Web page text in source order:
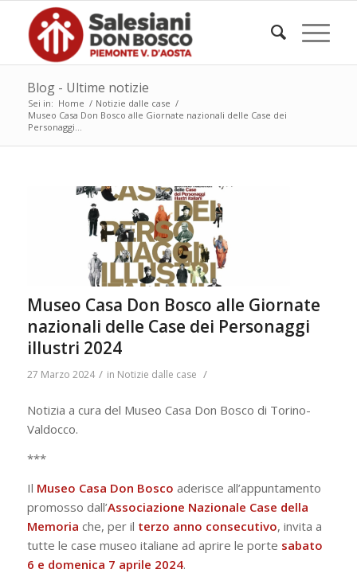
Blog - Ultime notizie
Sei in: Home / Notizie dalle case /
Museo Casa Don Bosco alle Giornate nazionali delle Case dei
Personaggi...
Museo Casa Don Bosco alle Giornate
nazionali delle Case dei Personaggi
illustri 2024
27 Marzo 2024 / in Notizie dalle case /
Notizia a cura del Museo Casa Don Bosco di Torino-
Valdocco.
***
Il Museo Casa Don Bosco aderisce all’appuntamento
promosso dall’Associazione Nazionale Case della
Memoria che, per il terzo anno consecutivo, invita a
tutte le case museo italiane ad aprire le porte sabato
6 e domenica 7 aprile 2024.